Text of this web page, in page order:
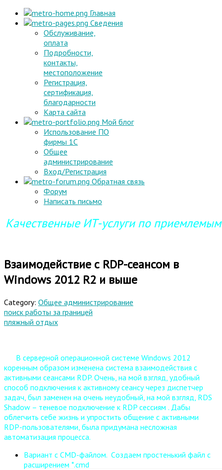
Главная
Сведения
Обслуживание,
оплата
Подробности,
контакты,
местоположение
Регистрация,
сертификация,
благодарности
Карта сайта
Мой блог
Использование ПО
фирмы 1С
Общее
администрирование
Вход/Регистрация
Обратная связь
Форум
Написать письмо
Качественные ИТ-услуги по
Взаимодействие с RDP-сеансом в
Windows 2012 R2 и выше
Category: Общее администрирование
поиск работы за границей
пляжный отдых
В серверной операционной системе Windows 2012
коренным образом изменена система взаимодействия с
активными сеансами RDP. Очень, на мой взгляд, удобный
способ подключения к активному сеансу через диспетчер
задач, был заменен на очень неудобный, на мой взгляд, RDS
Shadow – теневое подключение к RDP сессиям . Дабы
облегчить себе жизнь и упростить общение с активными
RDP-пользователями, была придумана несложная
автоматизация процесса.
Вариант с CMD-файлом. Cоздаем простенький файл с
расширением *.cmd